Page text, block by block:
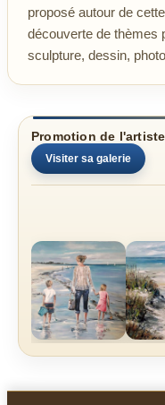
proposé autour de
découverte de thèmes
sculpture, dessin,
Promotion de l'artiste
Visiter sa galerie